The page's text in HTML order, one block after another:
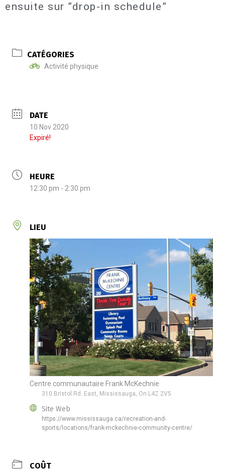
ensuite sur ”drop-in schedule”
CATÉGORIES
Activité physique
DATE
10 Nov 2020
Expiré!
HEURE
12:30 pm - 2:30 pm
LIEU
Centre communautaire Frank McKechnie
310 Bristol Rd. East, Mississauga, On L4Z 2V5
Site Web
https://www.mississauga.ca/recreation-and-
sports/locations/frank-mckechnie-community-centre/
COÛT